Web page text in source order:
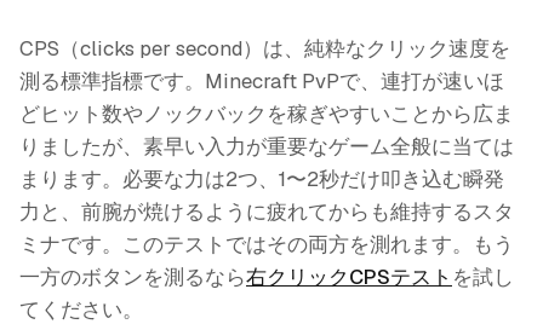
CPS（clicks per second）は、純粋なクリック速度を
測る標準指標です。Minecraft PvPで、連打が速いほ
どヒット数やノックバックを稼ぎやすいことから広ま
りましたが、素早い入力が重要なゲーム全般に当ては
まります。必要な力は2つ、1〜2秒だけ叩き込む瞬発
力と、前腕が焼けるように疲れてからも維持するスタ
ミナです。このテストではその両方を測れます。もう
一方のボタンを測るなら右クリックCPSテスト を試し
てください。